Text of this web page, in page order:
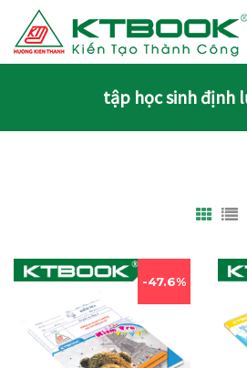
tập học sinh định
47.6%